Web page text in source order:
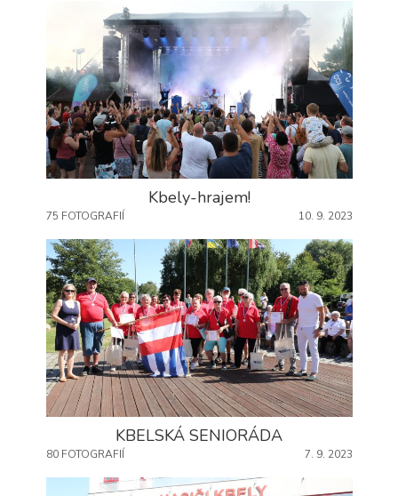
Kbely-hrajem!
75 FOTOGRAFIÍ 10. 9. 2023
KBELSKÁ SENIORÁDA
80 FOTOGRAFIÍ 7. 9. 2023